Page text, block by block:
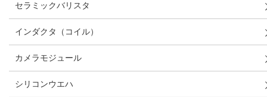
セラミックバリスタ
インダクタ（コイル）
カメラモジュール
シリコンウエハ